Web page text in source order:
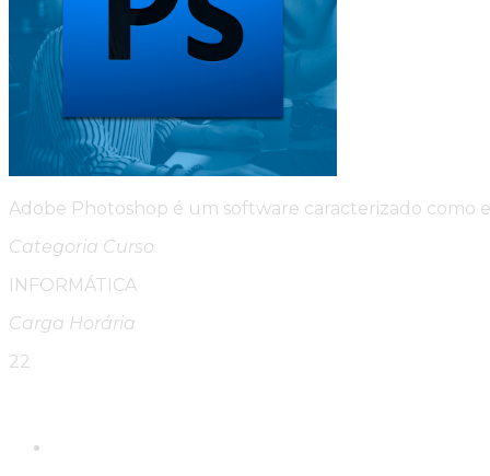
Adobe Photoshop é um software caracterizado como
Categoria Curso
INFORMÁTICA
Carga Horária
22